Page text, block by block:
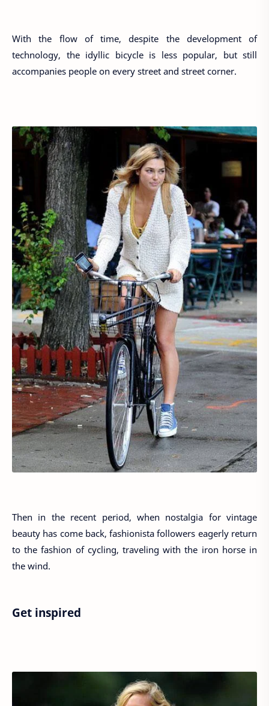
With the flow of time, despite the development of
technology, the idyllic bicycle is less popular, but still
accompanies people on every street and street corner.
Then in the recent period, when nostalgia for vintage
beauty has come back, fashionista followers eagerly return
to the fashion of cycling, traveling with the iron horse in
the wind.
Get inspired